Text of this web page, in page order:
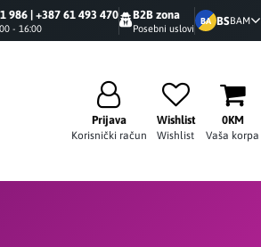
986 | +387 61 493 470
- 16:00
B2B zona
Posebni uslovi
BA BSBAM
Prijava
Korisnički račun
Wishlist
Wishlist
0KM
Vaša korpa